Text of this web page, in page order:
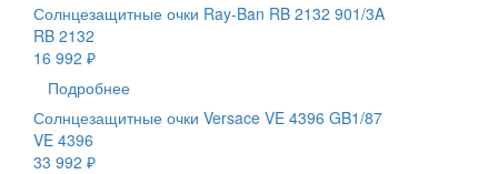
Солнцезащитные очки Ray-Ban RB 2132 901/3A
RB 2132
16 992 ₽
Подробнее
Солнцезащитные очки Versace VE 4396 GB1/87
VE 4396
33 992 ₽